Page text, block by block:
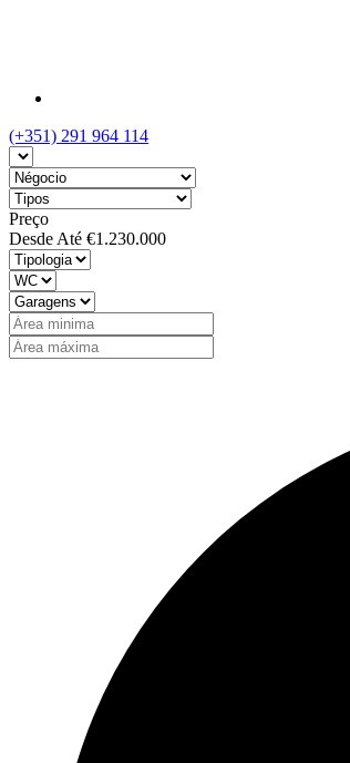
(+351) 291 964 114
Preço
Desde Até €1.230.000